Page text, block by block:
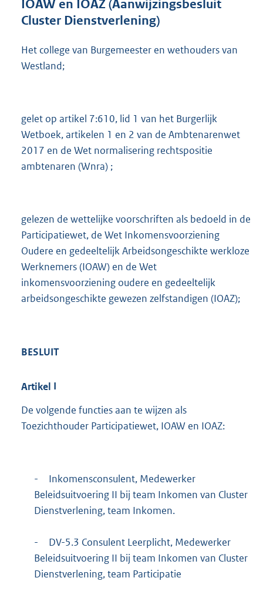
3
1
6
b
IOAW en IOAZ (Aanwijzingsbesluit
Cluster Dienstverlening)
Het college van Burgemeester en wethouders van
Westland;
gelet op artikel 7:610, lid 1 van het Burgerlijk
Wetboek, artikelen 1 en 2 van de Ambtenarenwet
2017 en de Wet normalisering rechtspositie
ambtenaren (Wnra) ;
gelezen de wettelijke voorschriften als bedoeld in de
Participatiewet, de Wet Inkomensvoorziening
Oudere en gedeeltelijk Arbeidsongeschikte werkloze
Werknemers (IOAW) en de Wet
inkomensvoorziening oudere en gedeeltelijk
arbeidsongeschikte gewezen zelfstandigen (IOAZ);
BESLUIT
Artikel I
De volgende functies aan te wijzen als
Toezichthouder Participatiewet, IOAW en IOAZ:
-
Inkomensconsulent, Medewerker
Beleidsuitvoering II bij team Inkomen van Cluster
Dienstverlening, team Inkomen.
-
DV-5.3 Consulent Leerplicht, Medewerker
Beleidsuitvoering II bij team Inkomen van Cluster
Dienstverlening, team Participatie